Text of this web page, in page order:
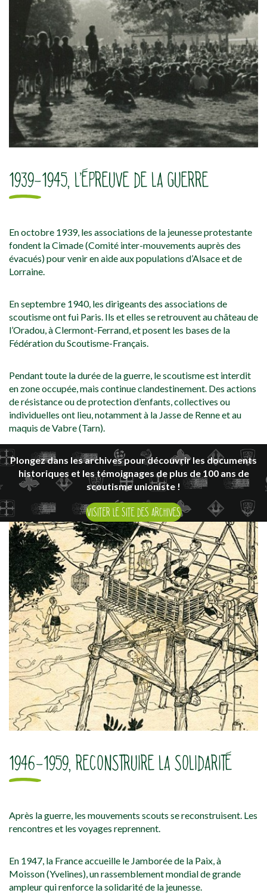
1939-1945, L’ÉPREUVE DE LA GUERRE
En octobre 1939, les associations de la jeunesse protestante
fondent la Cimade (Comité inter-mouvements auprès des
évacués) pour venir en aide aux populations d’Alsace et de
Lorraine.
En septembre 1940, les dirigeants des associations de
scoutisme ont fui Paris. Ils et elles se retrouvent au château de
l’Oradou, à Clermont-Ferrand, et posent les bases de la
Fédération du Scoutisme-Français.
Pendant toute la durée de la guerre, le scoutisme est interdit
en zone occupée, mais continue clandestinement. Des actions
de résistance ou de protection d’enfants, collectives ou
individuelles ont lieu, notamment à la Jasse de Renne et au
maquis de Vabre (Tarn).
Plongez dans les archives pour découvrir les documents
historiques et les témoignages de plus de 100 ans de
scoutisme unioniste !
VISITER LE SITE DES ARCHIVES
1946-1959, RECONSTRUIRE LA SOLIDARITÉ
Après la guerre, les mouvements scouts se reconstruisent. Les
rencontres et les voyages reprennent.
En 1947, la France accueille le Jamborée de la Paix, à
Moisson (Yvelines), un rassemblement mondial de grande
ampleur qui renforce la solidarité de la jeunesse.